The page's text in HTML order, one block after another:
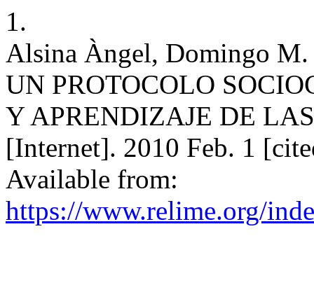
1.
Alsina Àngel, Domingo
UN PROTOCOLO
Y APRENDIZAJE DE
[Internet]. 2010 Feb. 1
Available from:
https://www.relime.org/